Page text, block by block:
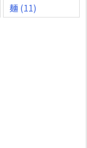
麺(11)